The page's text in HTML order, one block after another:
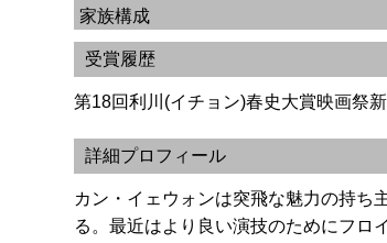
家族構成
受賞履歴
第18回利川(イチョン)春史大賞映画祭
詳細プロフィール
カン・イェウォンは突飛な魅力の持ち
る。最近はより良い演技のためにフロ